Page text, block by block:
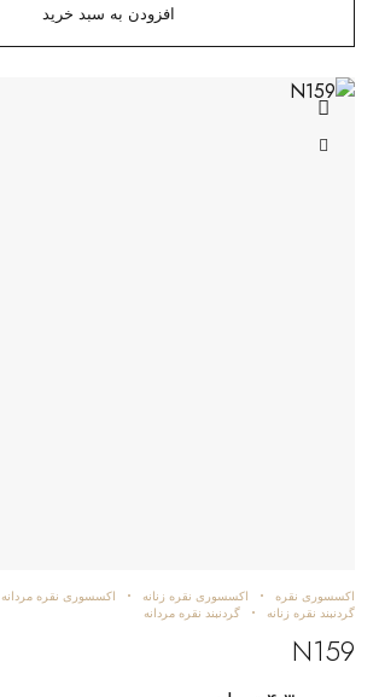
افزودن به سبد خرید
اکسسوری نقره اکسسوری نقره زنانه اکسسوری نقره مردانه
گردنبند نقره زنانه
گردنبند نقره مردانه
N159